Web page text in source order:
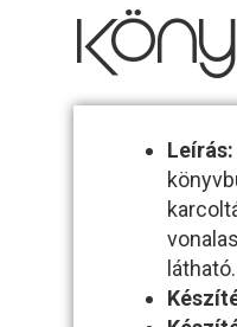
Leírás:
látható.